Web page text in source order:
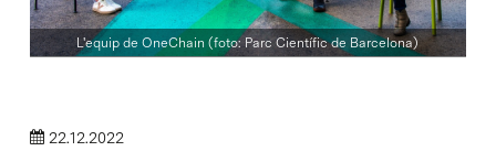
L'equip de OneChain (foto: Parc Científic de Barcelona)
22.12.2022